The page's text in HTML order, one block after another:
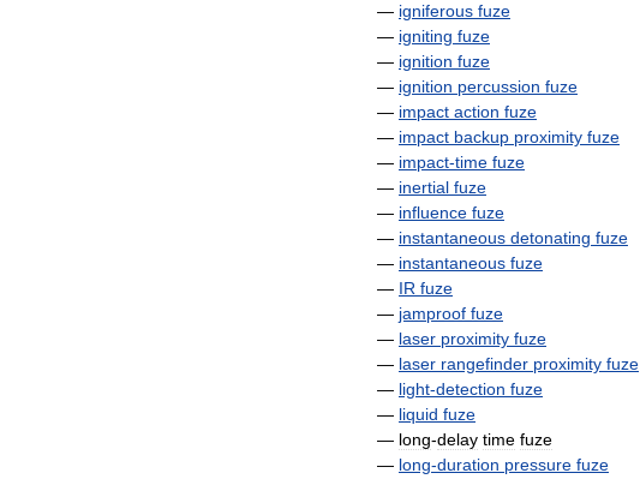
— igniferous fuze
— igniting fuze
— ignition fuze
— ignition percussion fuze
— impact action fuze
— impact backup proximity fuze
— impact-time fuze
— inertial fuze
— influence fuze
— instantaneous detonating fuze
— instantaneous fuze
— IR fuze
— jamproof fuze
— laser proximity fuze
— laser rangefinder proximity fuze
— light-detection fuze
— liquid fuze
— long-delay time fuze
— long-duration pressure fuze